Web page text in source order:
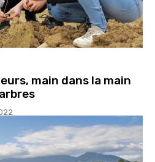
main dans la main